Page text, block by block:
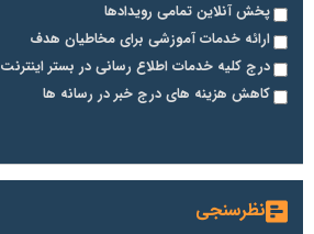
پخش آنلاین تمامی رویدادها
ارائه خدمات آموزشی برای مخاطیان هدف
درج کلیه خدمات اطلاع رسانی در بستر اینترنت
کاهش هزینه های درج خبر در رسانه ها
نظرسنجی